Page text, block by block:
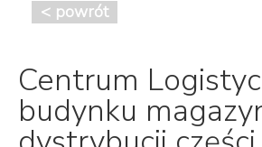
< powrót
Centrum
budynku